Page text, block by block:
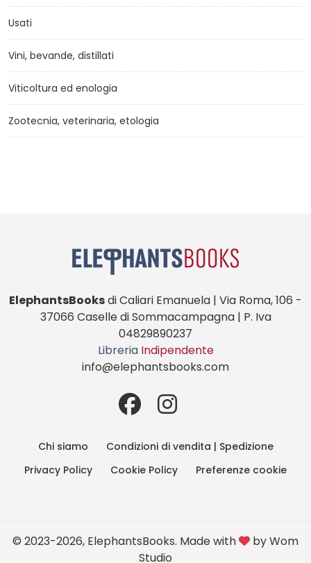
Usati
Vini, bevande, distillati
Viticoltura ed enologia
Zootecnia, veterinaria, etologia
ElephantsBooksdi Caliari Emanuela | Via Roma, 106 -
37066 Caselle di Sommacampagna | P. Iva
04829890237
Libreria Indipendente
info@elephantsbooks.com
Chi siamo
Condizioni di vendita | Spedizione
Privacy Policy
Cookie Policy Preferenze cookie
© 2023-2026, ElephantsBooks. Made with byWom
Studio